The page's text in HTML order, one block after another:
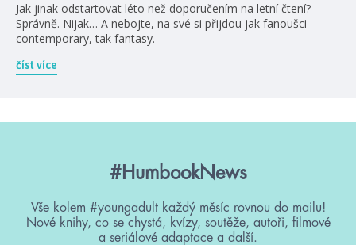
Jak jinak odstartovat léto než doporučením na letní čtení?
Správně. Nijak… A nebojte, na své si přijdou jak fanoušci
contemporary, tak fantasy.
číst více
#HumbookNews
Vše kolem #youngadult každý měsíc rovnou do mailu!
Nové knihy, co se chystá, kvízy, soutěže, autoři, filmové
a seriálové adaptace a další.